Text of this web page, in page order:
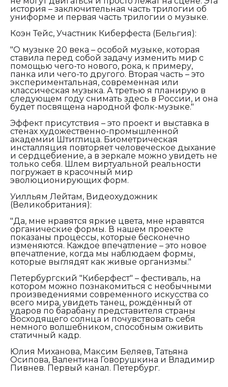
история – заключительная часть трилогии об
униформе и первая часть трилогии о музыке.
Коэн Тейс, Участник Киберфеста (Бельгия):
"О музыке 20 века – особой музыке, которая
ставила перед собой задачу изменить мир с
помощью чего-то нового, рока, к примеру,
панка или чего-то другого. Вторая часть – это
экспериментальная, современная или
классическая музыка. А третью я планирую в
следующем году снимать здесь в России, и она
будет посвящена народной фолк-музыке."
Эффект присутствия – это проект и выставка в
стенах художественно-промышленной
академии Штиглица. Биометрическая
инсталляция повторяет человеческое дыхание
и сердцебиение, а в зеркале можно увидеть не
только себя. Шлем виртуальной реальности
погружает в красочный мир
эволюционирующих форм.
Уилльям Лейтам, Видеохудожник
(Великобритания):
"Да, мне нравятся яркие цвета, мне нравятся
органические формы. В нашем проекте
показаны процессы, которые бесконечно
изменяются. Каждое впечатление – это новое
впечатление, когда мы наблюдаем формы,
которые выглядят как живые организмы."
Петербургский "Киберфест" – фестиваль, на
котором можно познакомиться с необычными
произведениями современного искусства со
всего мира, увидеть танец, рождённый от
ударов по барабану представителя страны
Восходящего солнца и почувствовать себя
немного волшебником, способным оживить
статичный кадр.
Юлия Миханова, Максим Беляев, Татьяна
Осипова, Валентина Говорушкина и Владимир
Пивнев. Первый канал. Петербург.